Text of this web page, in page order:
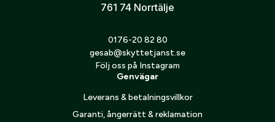
761 74 Norrtälje
0176-20 82 80
gesab@skyttetjanst.se
Följ oss på Instagram
Genvägar
Leverans & betalningsvillkor
Garanti, ångerrätt & reklamation